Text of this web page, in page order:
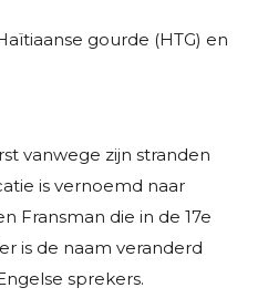
gourde (HTG) en
vanwege zijn stranden
is vernoemd naar
Fransman die in de 17e
is de naam veranderd
sprekers.